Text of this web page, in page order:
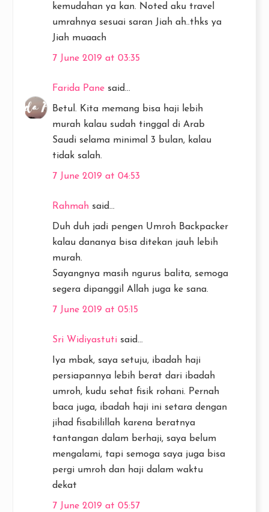
kemudahan ya kan. Noted aku travel
umrahnya sesuai saran Jiah ah..thks ya
Jiah muaach
7 June 2019 at 03:35
Farida Pane said...
Betul. Kita memang bisa haji lebih
murah kalau sudah tinggal di Arab
Saudi selama minimal 3 bulan, kalau
tidak salah.
7 June 2019 at 04:53
Rahmah said...
Duh duh jadi pengen Umroh Backpacker
kalau dananya bisa ditekan jauh lebih
murah.
Sayangnya masih ngurus balita, semoga
segera dipanggil Allah juga ke sana.
7 June 2019 at 05:15
Sri Widiyastuti said...
Iya mbak, saya setuju, ibadah haji
persiapannya lebih berat dari ibadah
umroh, kudu sehat fisik rohani. Pernah
baca juga, ibadah haji ini setara dengan
jihad fisabilillah karena beratnya
tantangan dalam berhaji, saya belum
mengalami, tapi semoga saya juga bisa
pergi umroh dan haji dalam waktu
dekat
7 June 2019 at 05:57